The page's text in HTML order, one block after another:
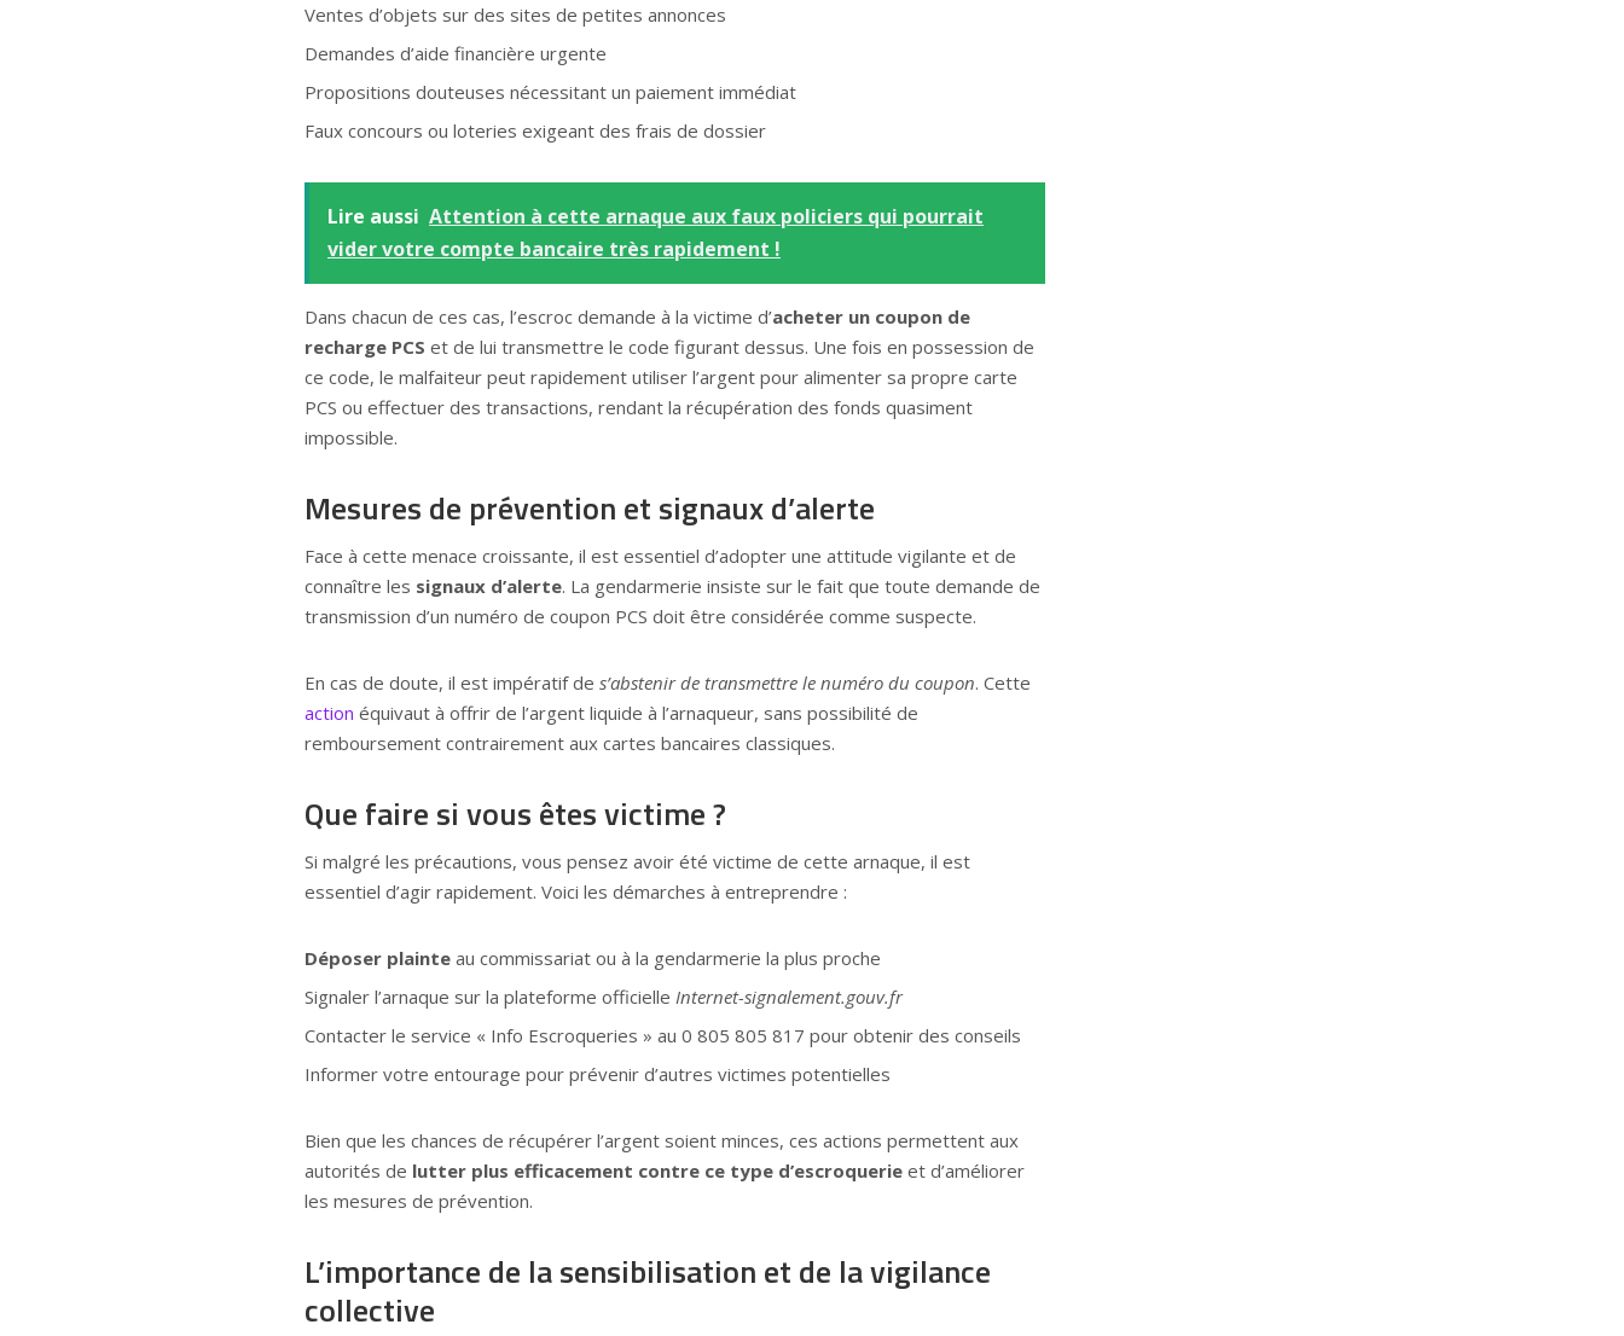
Ventes d’objets sur des sites de petites annonces
Demandes d’aide financière urgente
Propositions douteuses nécessitant un paiement immédiat
Faux concours ou loteries exigeant des frais de dossier
Lire aussi Attention à cette arnaque aux faux policiers qui pourrait
vider votre compte bancaire très rapidement !
Dans chacun de ces cas, l’escroc demande à la victime d’acheter un coupon de
recharge PCS et de lui transmettre le code figurant dessus. Une fois en possession de
ce code, le malfaiteur peut rapidement utiliser l’argent pour alimenter sa propre carte
PCS ou effectuer des transactions, rendant la récupération des fonds quasiment
impossible.
Mesures de prévention et signaux d’alerte
Face à cette menace croissante, il est essentiel d’adopter une attitude vigilante et de
connaître les signaux d’alerte. La gendarmerie insiste sur le fait que toute demande de
transmission d’un numéro de coupon PCS doit être considérée comme suspecte.
En cas de doute, il est impératif de s’abstenir de transmettre le numéro du coupon. Cette
action équivaut à offrir de l’argent liquide à l’arnaqueur, sans possibilité de
remboursement contrairement aux cartes bancaires classiques.
Que faire si vous êtes victime ?
Si malgré les précautions, vous pensez avoir été victime de cette arnaque, il est
essentiel d’agir rapidement. Voici les démarches à entreprendre :
Déposer plainte au commissariat ou à la gendarmerie la plus proche
Signaler l’arnaque sur la plateforme officielle Internet-signalement.gouv.fr
Contacter le service « Info Escroqueries » au 0 805 805 817 pour obtenir des conseils
Informer votre entourage pour prévenir d’autres victimes potentielles
Bien que les chances de récupérer l’argent soient minces, ces actions permettent aux
autorités de lutter plus efficacement contre ce type d’escroquerie et d’améliorer
les mesures de prévention.
L’importance de la sensibilisation et de la vigilance
collective